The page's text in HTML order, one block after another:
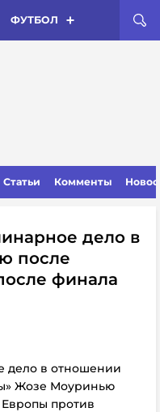
ФУТБОЛ
Статьи Комменты
дело в
после
финала
дело в отношении
Жозе Моуринью
против